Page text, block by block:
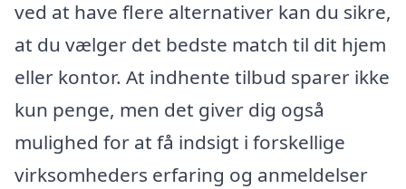
ved at have flere alternativer kan du sikre,
at du vælger det bedste match til dit hjem
eller kontor. At indhente tilbud sparer ikke
kun penge, men det giver dig også
mulighed for at få indsigt i forskellige
virksomheders erfaring og anmeldelser